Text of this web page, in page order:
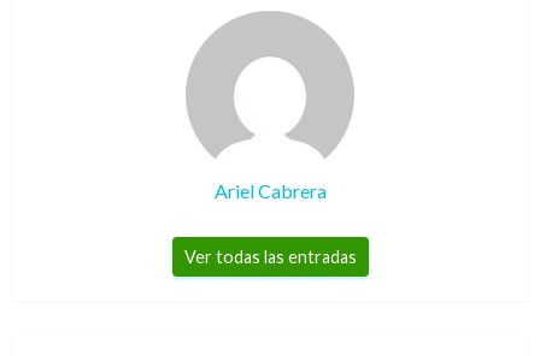
Ariel Cabrera
Ver todas las entradas